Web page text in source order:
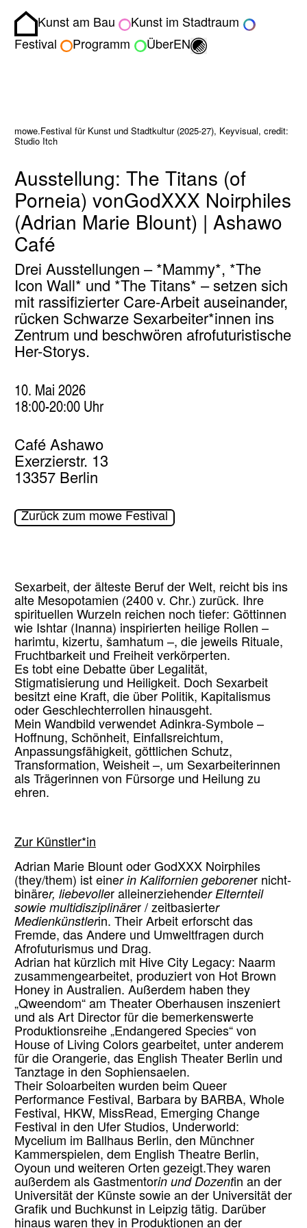
Homepage
Kunst am Bau
Kunst im Stadtraum
Festival
Programm ÜberEN Umschalten
mowe.Festival für Kunst und Stadtkultur (2025-27), Keyvisual, credit:
Studio Itch
Ausstellung: The Titans (of
Porneia) vonGodXXX Noirphiles
(Adrian Marie Blount) | Ashawo
Café
Drei Ausstellungen – *Mammy*, *The
Icon Wall* und *The Titans* – setzen sich
mit rassifizierter Care-Arbeit auseinander,
rücken Schwarze Sexarbeiter*innen ins
Zentrum und beschwören afrofuturistische
Her-Storys.
10. Mai 2026
18:00-20:00 Uhr
Café Ashawo
Exerzierstr. 13
13357 Berlin
Zurück zum mowe Festival
Sexarbeit, der älteste Beruf der Welt, reicht bis ins
alte Mesopotamien (2400 v. Chr.) zurück. Ihre
spirituellen Wurzeln reichen noch tiefer: Göttinnen
wie Ishtar (Inanna) inspirierten heilige Rollen –
harimtu, kizertu, šamhatum –, die jeweils Rituale,
Fruchtbarkeit und Freiheit verkörperten.
Es tobt eine Debatte über Legalität,
Stigmatisierung und Heiligkeit. Doch Sexarbeit
besitzt eine Kraft, die über Politik, Kapitalismus
oder Geschlechterrollen hinausgeht.
Mein Wandbild verwendet Adinkra-Symbole –
Hoffnung, Schönheit, Einfallsreichtum,
Anpassungsfähigkeit, göttlichen Schutz,
Transformation, Weisheit –, um Sexarbeiterinnen
als Trägerinnen von Fürsorge und Heilung zu
ehren.
Zur Künstler*in
Adrian Marie Blount oder GodXXX Noirphiles
(they/them) ist einer in Kalifornien geborener nicht-
binärer, liebevoller alleinerziehender Elternteil
sowie multidisziplinärer / zeitbasierter
Medienkünstlerin. Their Arbeit erforscht das
Fremde, das Andere und Umweltfragen durch
Afrofuturismus und Drag.
Adrian hat kürzlich mit Hive City Legacy: Naarm
zusammengearbeitet, produziert von Hot Brown
Honey in Australien. Außerdem haben they
„Qweendom“ am Theater Oberhausen inszeniert
und als Art Director für die bemerkenswerte
Produktionsreihe „Endangered Species“ von
House of Living Colors gearbeitet, unter anderem
für die Orangerie, das English Theater Berlin und
Tanztage in den Sophiensaelen.
Their Soloarbeiten wurden beim Queer
Performance Festival, Barbara by BARBA, Whole
Festival, HKW, MissRead, Emerging Change
Festival in den Ufer Studios, Underworld:
Mycelium im Ballhaus Berlin, den Münchner
Kammerspielen, dem English Theatre Berlin,
Oyoun und weiteren Orten gezeigt.They waren
außerdem als Gastmentorin und Dozentin an der
Universität der Künste sowie an der Universität der
Grafik und Buchkunst in Leipzig tätig. Darüber
hinaus waren they in Produktionen an der